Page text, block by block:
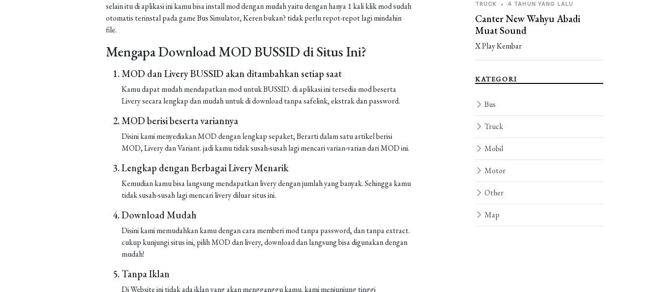
selain itu di aplikasi ini kamu bisa install mod dengan mudah yaitu dengan hanya 1 kali klik mod sudah
otomatis terinstal pada game Bus Simulator, Keren bukan? tidak perlu repot-repot lagi mindahin
file.
Mengapa Download MOD BUSSID di Situs Ini?
MOD dan Livery BUSSID akan ditambahkan setiap saat
Kamu dapat mudah mendapatkan mod untuk BUSSID. di aplikasi ini tersedia mod beserta
Livery secara lengkap dan mudah untuk di download tanpa safelink, ekstrak dan password.
MOD berisi beserta variannya
Disini kami menyediakan MOD dengan lengkap sepaket, Berarti dalam satu artikel berisi
MOD, Livery dan Variant. jadi kamu tidak susah-susah lagi mencari varian-varian dari MOD ini.
Lengkap dengan Berbagai Livery Menarik
Kemudian kamu bisa langsung mendapatkan livery dengan jumlah yang banyak. Sehingga kamu
tidak susah-susah lagi mencari livery diluar situs ini.
Download Mudah
Disini kami memudahkan kamu dengan cara memberi mod tanpa password, dan tanpa extract.
cukup kunjungi situs ini, pilih MOD dan livery, download dan langsung bisa digunakan dengan
mudah!
Tanpa Iklan
Di Website ini tidak ada iklan yang akan mengganggu kamu. kami menjunjung tinggi
TRUCK • 4 TAHUN YANG LALU
Canter New Wahyu Abadi
Muat Sound
X Play Kembar
KATEGORI
Bus
Truck
Mobil
Motor
Other
Map